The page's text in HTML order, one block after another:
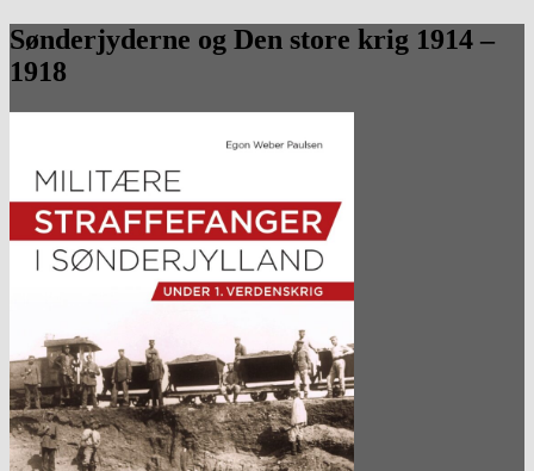
Sønderjyderne og Den store krig 1914 –
1918